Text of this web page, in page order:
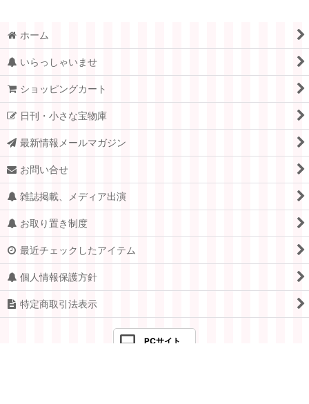
ホーム
いらっしゃいませ
ショッピングカート
日刊・小さな宝物庫
最新情報メールマガジン
お問い合せ
雑誌掲載、メディア出演
お取り置き制度
最近チェックしたアイテム
個人情報保護方針
特定商取引法表示
PCサイト